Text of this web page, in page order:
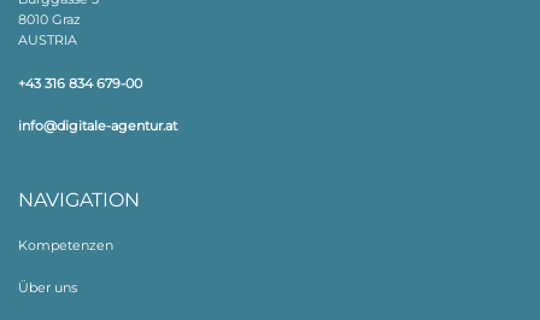
8010 Graz
AUSTRIA
+43 316 834 679-00
info@digitale-agentur.at
NAVIGATION
Kompetenzen
Über uns